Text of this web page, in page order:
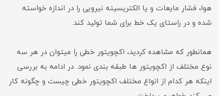
هوا، فشار مایعات و یا الکتریسیته نیرویی را در اندازه خواسته
شده و در راستای یک خط برای شما تولید کند.
همانطور که مشاهده کردید، اکچویتور خطی را میتوان در هر سه
نوع مختلف از اکچویتور ها طبقه بندی نمود. در ادامه به بررسی
اینکه هر کدام از انواع مختلف اکچویتور خطی چیست و چگونه کار